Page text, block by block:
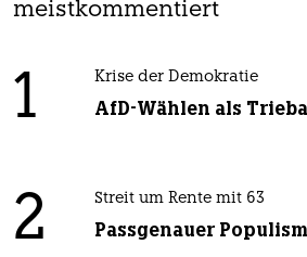
meistkommentiert
1 Krise der Demokratie
AfD-Wählen als
2 Streit um Rente mit 63
Passgenauer